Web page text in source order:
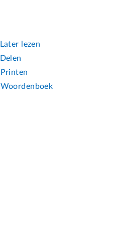
Later lezen
Delen
Printen
Woordenboek